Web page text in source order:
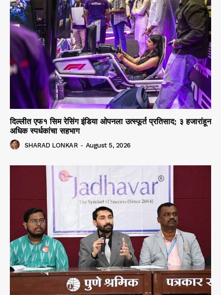
दिल्लीत एफ१ सिम रेसिंग इंडिया ओपनला उत्स्फूर्त प्रतिसाद; ३ हजारांहून
अधिक स्पर्धकांचा सहभाग
SHARAD LONKAR - August 5, 2026